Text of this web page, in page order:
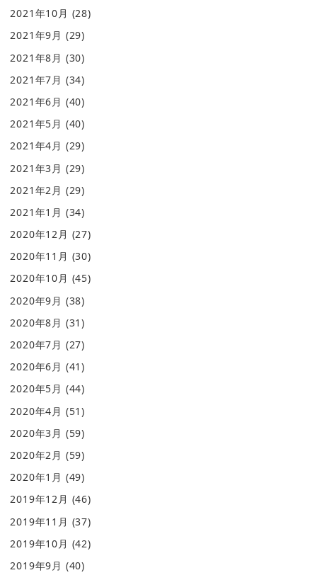
2021年10月 (28)
2021年9月 (29)
2021年8月 (30)
2021年7月 (34)
2021年6月 (40)
2021年5月 (40)
2021年4月 (29)
2021年3月 (29)
2021年2月 (29)
2021年1月 (34)
2020年12月 (27)
2020年11月 (30)
2020年10月 (45)
2020年9月 (38)
2020年8月 (31)
2020年7月 (27)
2020年6月 (41)
2020年5月 (44)
2020年4月 (51)
2020年3月 (59)
2020年2月 (59)
2020年1月 (49)
2019年12月 (46)
2019年11月 (37)
2019年10月 (42)
2019年9月 (40)